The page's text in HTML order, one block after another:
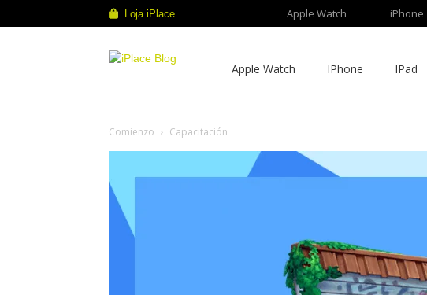
Loja iPlace Apple Watch iPhone
Apple Watch IPhone IPad
Comienzo Capacitación